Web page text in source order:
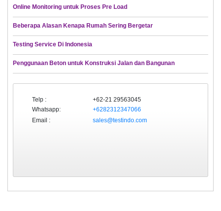
Online Monitoring untuk Proses Pre Load
Beberapa Alasan Kenapa Rumah Sering Bergetar
Testing Service Di Indonesia
Penggunaan Beton untuk Konstruksi Jalan dan Bangunan
Telp :
+62-21 29563045
Whatsapp:
+6282312347066
Email :
sales@testindo.com